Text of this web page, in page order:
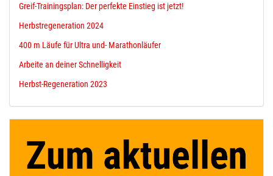
Greif-Trainingsplan: Der perfekte Einstieg ist jetzt!
Herbstregeneration 2024
400 m Läufe für Ultra und- Marathonläufer
Arbeite an deiner Schnelligkeit
Herbst-Regeneration 2023